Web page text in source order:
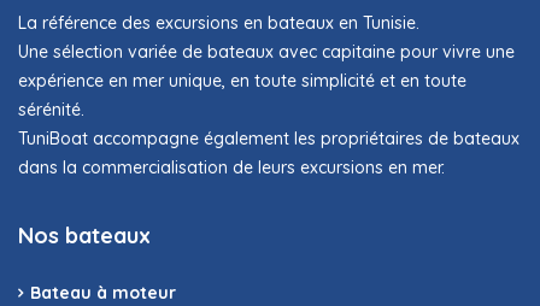
La référence des excursions en bateaux en Tunisie.
Une sélection variée de bateaux avec capitaine pour vivre une
expérience en mer unique, en toute simplicité et en toute
sérénité.
TuniBoat accompagne également les propriétaires de bateaux
dans la commercialisation de leurs excursions en mer.
Nos bateaux
Bateau à moteur